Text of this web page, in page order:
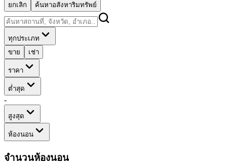
ยกเลิก
ค้นหาอสังหาริมทรัพย์
ทุกประเภท
ขาย
เช่า
ราคา
ต่ำสุด
-
สูงสุด
ห้องนอน
จำนวนห้องนอน